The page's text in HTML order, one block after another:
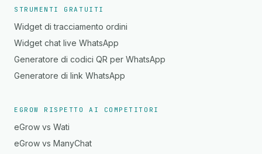
STRUMENTI GRATUITI
Widget di tracciamento ordini
Widget chat live WhatsApp
Generatore di codici QR per WhatsApp
Generatore di link WhatsApp
EGROW RISPETTO AI COMPETITORI
eGrow vs Wati
eGrow vs ManyChat